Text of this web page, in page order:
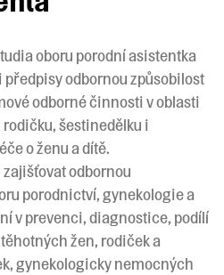
oboru porodní asistentka
předpisy odbornou způsobilost
odborné činnosti v oblasti
šestinedělku i
o ženu a dítě.
odbornou
porodnictví, gynekologie a
v prevenci, diagnostice, podílí
žen, rodiček a
gynekologicky nemocných